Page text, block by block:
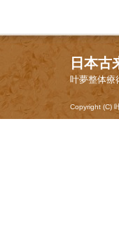
日本古
叶夢整体療
Copyright (C)